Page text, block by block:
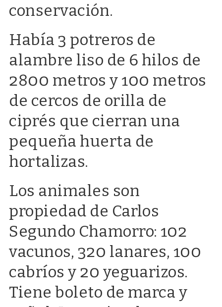
conservación.
Había 3 potreros de
alambre liso de 6 hilos de
2800 metros y 100 metros
de cercos de orilla de
ciprés que cierran una
pequeña huerta de
hortalizas.
Los animales son
propiedad de Carlos
Segundo Chamorro: 102
vacunos, 320 lanares, 100
cabríos y 20 yeguarizos.
Tiene boleto de marca y